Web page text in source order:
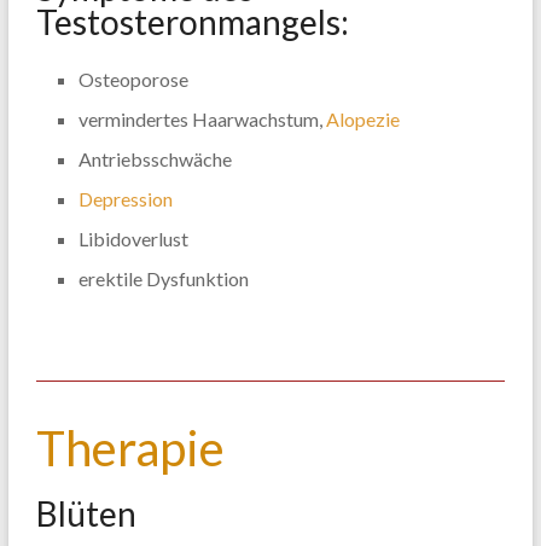
Testosteronmangels:
Osteoporose
vermindertes Haarwachstum,Alopezie
Antriebsschwäche
Depression
Libidoverlust
erektile Dysfunktion
Therapie
Blüten